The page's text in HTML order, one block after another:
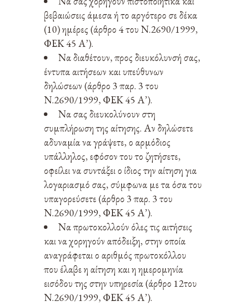
βεβαιώσεις άμεσα ή το αργότερο σε δέκα
(10) ημέρες (άρθρο 4 του Ν.2690/1999,
ΦΕΚ 45 Α’).
Να διαθέτουν, προς διευκόλυνσή σας,
έντυπα αιτήσεων και υπεύθυνων
δηλώσεων (άρθρο 3 παρ. 3 του
Ν.2690/1999, ΦΕΚ 45 Α’).
Να σας διευκολύνουν στη
συμπλήρωση της αίτησης. Αν δηλώσετε
αδυναμία να γράψετε, ο αρμόδιος
υπάλληλος, εφόσον του το ζητήσετε,
οφείλει να συντάξει ο ίδιος την αίτηση για
λογαριασμό σας, σύμφωνα με τα όσα του
υπαγορεύσετε (άρθρο 3 παρ. 3 του
Ν.2690/1999, ΦΕΚ 45 Α’).
Να πρωτοκολλούν όλες τις αιτήσεις
και να χορηγούν απόδειξη, στην οποία
αναγράφεται ο αριθμός πρωτοκόλλου
που έλαβε η αίτηση και η ημερομηνία
εισόδου της στην υπηρεσία (άρθρο 12του
Ν.2690/1999, ΦΕΚ 45 Α’).